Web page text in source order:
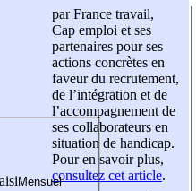
par France travail,
Cap emploi et ses
partenaires pour ses
actions concrètes en
faveur du recrutement,
de l’intégration et de
l’accompagnement de
ses collaborateurs en
situation de handicap.
Pour en savoir plus,
consultez cet article.